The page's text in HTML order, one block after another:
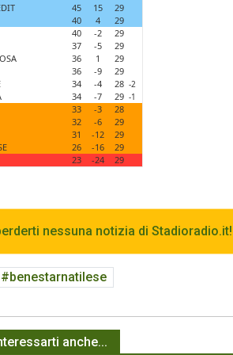
45 15
29
40 4
29
40 -2
29
37 -5
29
36 1
29
36 -9
29
34 -4 28 -2
34 -7 29 -1
33 -3
28
32 -6
29
31 -12
29
26 -16
29
23 -24 29
nessuna notizia di
benestarnatilese
anche...